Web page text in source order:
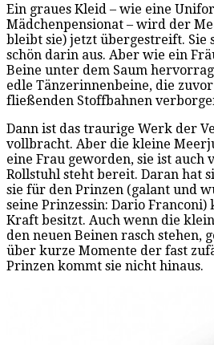
Ein graues Kleid – wie eine
Mädchenpensionat – wird der
bleibt sie) jetzt übergestreift.
schön darin aus. Aber wie ein
Beine unter dem Saum
edle Tänzerinnenbeine, die
fließenden Stoffbahnen
Dann ist das traurige Werk der
vollbracht. Aber die kleine
eine Frau geworden, sie ist auch
Rollstuhl steht bereit. Daran hat
sie für den Prinzen (galant und
seine Prinzessin: Dario
Kraft besitzt. Auch wenn die
den neuen Beinen rasch stehen,
über kurze Momente der fast
Prinzen kommt sie nicht hinaus.